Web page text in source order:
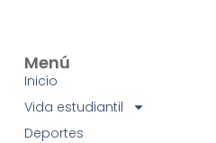
Menú
Inicio
Vida estudiantil
Deportes